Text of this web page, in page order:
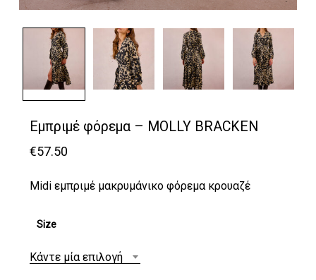
Εμπριμέ φόρεμα – MOLLY BRACKEN
€57.50
Midi εμπριμέ μακρυμάνικο φόρεμα κρουαζέ
Size
Κάντε μία επιλογή